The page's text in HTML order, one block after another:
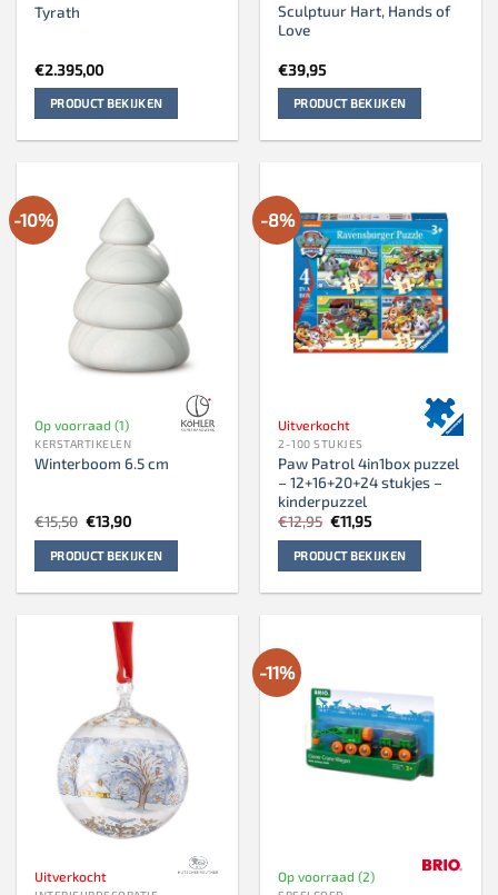
Tyrath
€2.395,00
PRODUCT BEKIJKEN
Sculptuur Hart, Hands of
Love
€39,95
PRODUCT BEKIJKEN
-10%
Op voorraad (1)
KERSTARTIKELEN
Winterboom 6.5 cm
€15,50 Oorspronkelijke
prijs
was:
€15,50.
€13,90Huidige
is:
€13,90.
PRODUCT BEKIJKEN
-8%
Uitverkocht
2-100 STUKJES
Paw Patrol 4in1box puzzel
– 12+16+20+24 stukjes –
kinderpuzzel
€12,95 Oorspronkelijke
prijs
was:
€12,95.
€11,95Huidige
is:
€11,95.
PRODUCT BEKIJKEN
Uitverkocht
-11%
Op voorraad (2)